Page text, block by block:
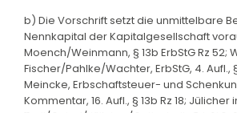
b) Die Vorschrift setzt die unmittelbare
Nennkapital der Kapitalgesellschaft
Moench/Weinmann, § 13b ErbStG Rz 52;
Fischer/Pahlke/Wachter, ErbStG, 4. Aufl.,
Meincke, Erbschaftsteuer- und
Kommentar, 16. Aufl., § 13b Rz 18; Jülicher